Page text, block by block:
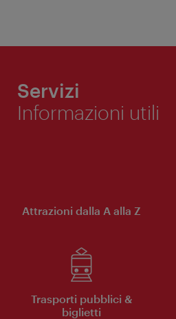
Servizi
Informazioni utili
Attrazioni dalla A alla Z
Trasporti pubblici &
biglietti